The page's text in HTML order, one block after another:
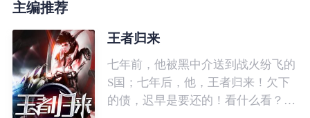
主编推荐
王者归来
七年前，他被黑中介送到战火纷飞的
S国；七年后，他，王者归来！欠下
的债，迟早是要还的！看什么看？说